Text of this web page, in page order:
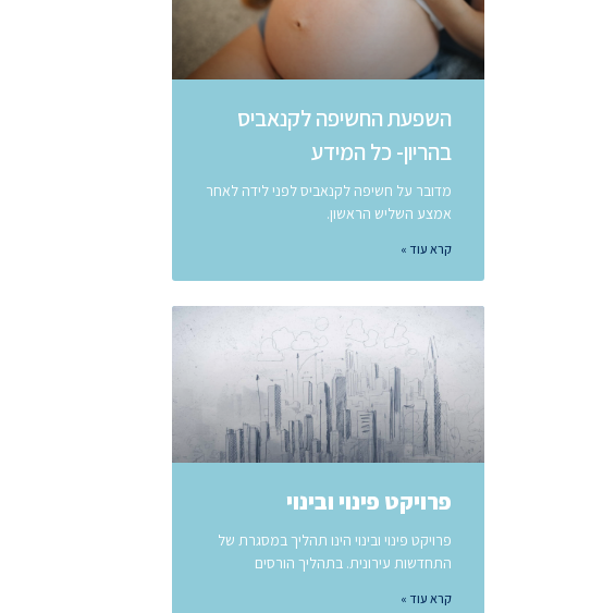
השפעת החשיפה לקנאביס
בהריון- כל המידע
מדובר על חשיפה לקנאביס לפני לידה לאחר
אמצע השליש הראשון.
קרא עוד »
פרויקט פינוי ובינוי
פרויקט פינוי ובינוי הינו תהליך במסגרת של
התחדשות עירונית. בתהליך הורסים
קרא עוד »